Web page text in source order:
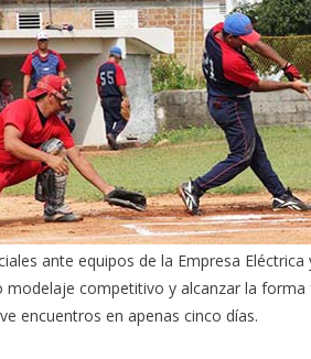
ante equipos de la Empresa Eléctrica
competitivo y alcanzar la forma
encuentros en apenas cinco días.